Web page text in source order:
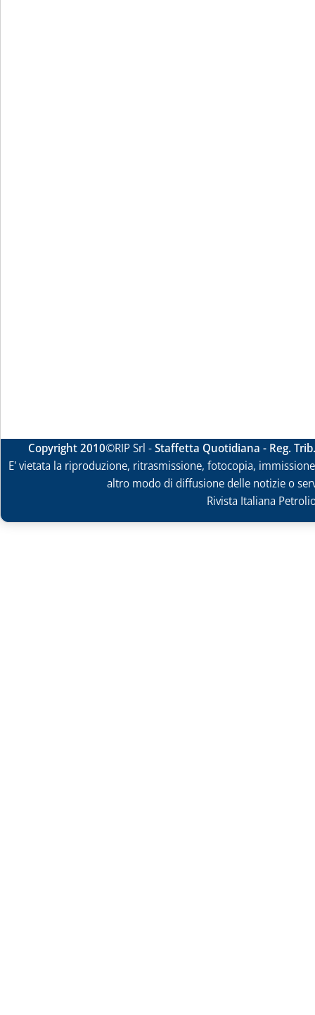
Copyright 2010©RIP Srl -Staffetta Quotidiana - Reg.
E' vietata la riproduzione, ritrasmissione, fotocopia,
altro modo di diffusione delle notizie o
Rivista Italiana